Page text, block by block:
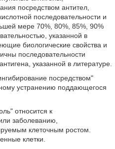
посредством антител,
последовательности и
мере 70%, 80%, 85%, 90%
указанной в
биологические свойства и
последовательности
указанной в литературе.
посредством"
устранению поддающегося
относится к
заболеванию,
клеточным ростом.
клетки.